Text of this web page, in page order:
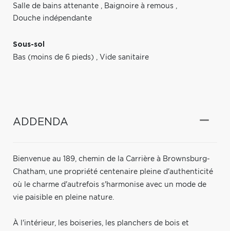
Salle de bains attenante , Baignoire à remous ,
Douche indépendante
Sous-sol
Bas (moins de 6 pieds) , Vide sanitaire
ADDENDA
Bienvenue au 189, chemin de la Carrière à Brownsburg-
Chatham, une propriété centenaire pleine d'authenticité
où le charme d'autrefois s'harmonise avec un mode de
vie paisible en pleine nature.
À l'intérieur, les boiseries, les planchers de bois et